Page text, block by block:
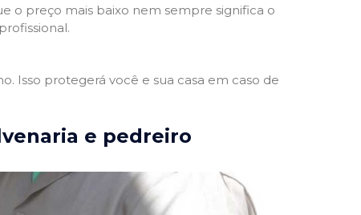
o preço mais baixo nem sempre significa o
Isso protegerá você e sua casa em caso de
e pedreiro